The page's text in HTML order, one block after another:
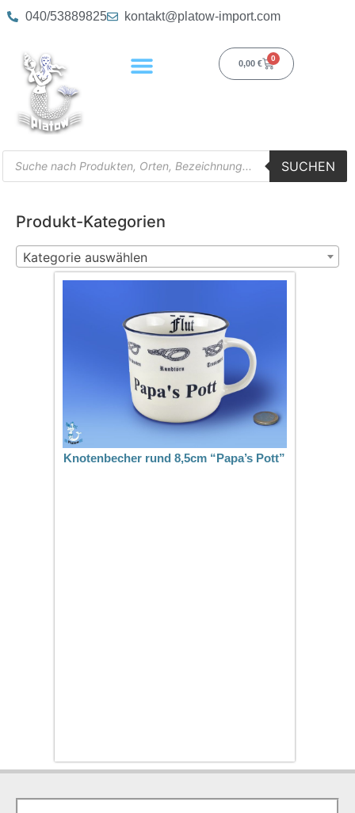
040/53889825 kontakt@platow-import.com
0,00 €
0
SUCHEN
Produkt-Kategorien
Kategorie auswählen
Knotenbecher rund 8,5cm “Papa’s Pott”